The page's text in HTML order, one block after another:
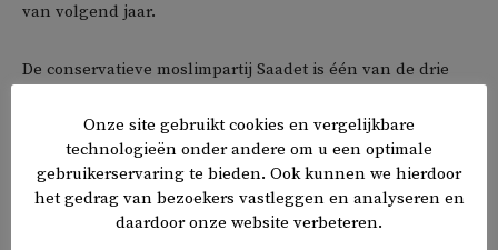
van volgend jaar.
De conservatieve moslimpartij Saadet is één van de drie
Saadet is een van de zes oppositiepartijen die deel
uitmaken van een anti-Erdogan-coalitie die de Turkse
president wil verslaan bij de verkiezingen van 2023.
Onze site gebruikt cookies en vergelijkbare
technologieën onder andere om u een optimale
gebruikerservaring te bieden. Ook kunnen we hierdoor
het gedrag van bezoekers vastleggen en analyseren en
daardoor onze website verbeteren.